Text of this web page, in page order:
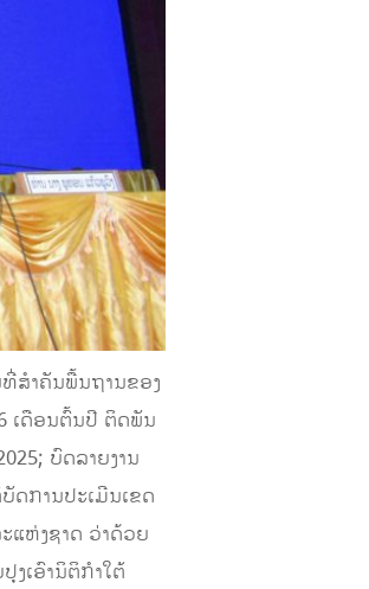
ສຳຄັນພື້ນຖານຂອງ
ເດືອນຕົ້ນປີ ຕິດພັນ
ບົດລາຍງານ
ດການປະເມີນເຂດ
ແຫ່ງຊາດ ວ່າດ້ວຍ
ເອົານິຕິກໍາໃຕ້